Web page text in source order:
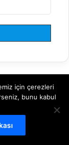
saklıdır.
Yönetilen Sunucu
Borsa
için çerezleri
bunu kabul